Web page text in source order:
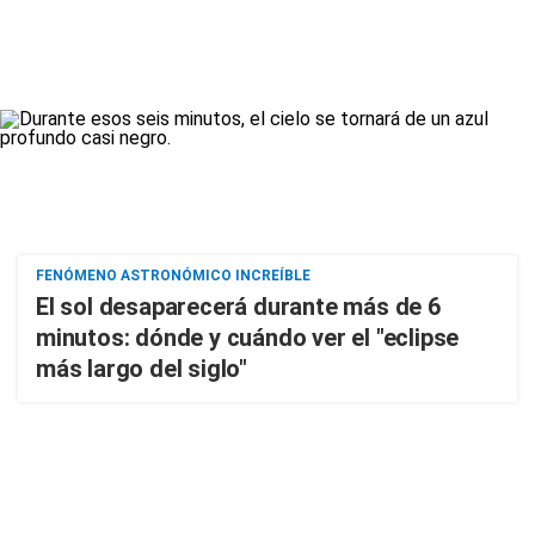
FENÓMENO ASTRONÓMICO INCREÍBLE
El sol desaparecerá durante más de 6
minutos: dónde y cuándo ver el "eclipse
más largo del siglo"